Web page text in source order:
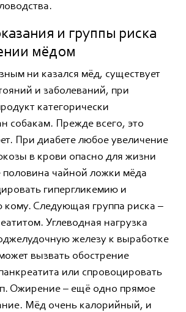
и группы риска
мёдом
ни казался мёд, существует
и заболеваний, при
категорически
собакам. Прежде всего, это
При диабете любое увеличение
в крови опасно для жизни
чайной ложки мёда
гипергликемию и
кому. Следующая группа риска –
Углеводная нагрузка
железу к выработке
вызвать обострение
или спровоцировать
Ожирение – ещё одно прямое
Мёд очень калорийный, и